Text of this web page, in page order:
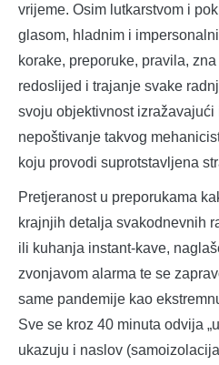
vrijeme. Osim lutkarstvom i
glasom, hladnim i
korake, preporuke, pravila,
redoslijed i trajanje svake
svoju objektivnost
nepoštivanje takvog
koju provodi suprotstavljena
Pretjeranost u preporukama
krajnjih detalja svakodnevnih
ili kuhanja instant-kave,
zvonjavom alarma te se
same pandemije kao
Sve se kroz 40 minuta odvija
ukazuju i naslov